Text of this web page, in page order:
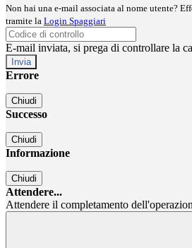
Non hai una e-mail associata al nome utente?
tramite la Login Spaggiari
E-mail inviata, si prega di controllare la
Errore
Chiudi
Successo
Chiudi
Informazione
Chiudi
Attendere...
Attendere il completamento